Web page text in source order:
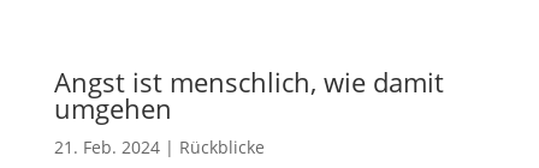
Angst ist menschlich, wie damit
umgehen
21. Feb. 2024| Rückblicke